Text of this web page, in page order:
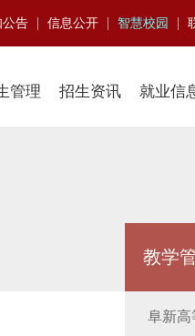
公告 | 信息公开 | 智慧校园 |
管理 招生资讯 就业信
教学
阜新高